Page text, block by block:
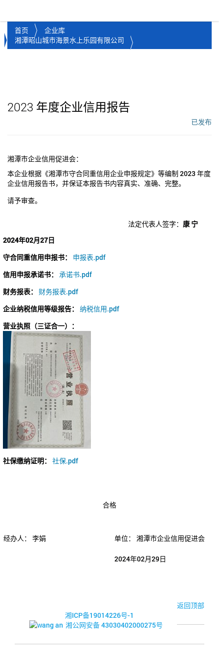
首页
企业库
湘潭昭山城市海景水上乐园有限公司
2023 年度企业信用报告
已发布
湘潭市企业信用促进会：
本企业根据《湘潭市守合同重信用企业申报规定》等编制 2023 年度
企业信用报告书，并保证本报告书内容真实、准确、完整。
请予审查。
法定代表人签字： 康 宁
2024年02月27日
守合同重信用申报书：
申报表.pdf
信用申报承诺书：
承诺书.pdf
财务报表：
财务报表.pdf
企业纳税信用等级报告：
纳税信用.pdf
营业执照（三证合一）：
社保缴纳证明： 社保.pdf
合格
经办人： 李娟 单位： 湘潭市企业信用促进会
2024年02月29日
返回顶部
湘ICP备19014226号-1
湘公网安备 43030402000275号